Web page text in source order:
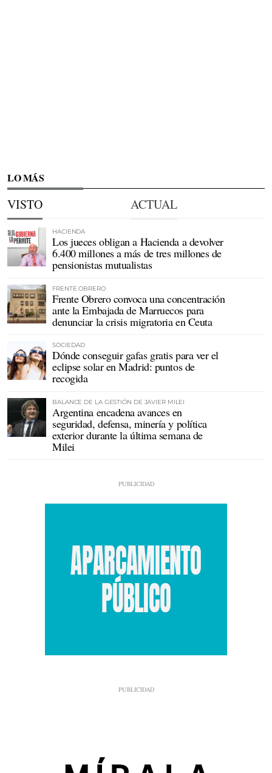
LO MÁS
VISTO ACTUAL
HACIENDA
Los jueces obligan a Hacienda a devolver
6.400 millones a más de tres millones de
pensionistas mutualistas
FRENTE OBRERO
Frente Obrero convoca una concentración
ante la Embajada de Marruecos para
denunciar la crisis migratoria en Ceuta
SOCIEDAD
Dónde conseguir gafas gratis para ver el
eclipse solar en Madrid: puntos de
recogida
BALANCE DE LA GESTIÓN DE JAVIER MILEI
Argentina encadena avances en
seguridad, defensa, minería y política
exterior durante la última semana de
Milei